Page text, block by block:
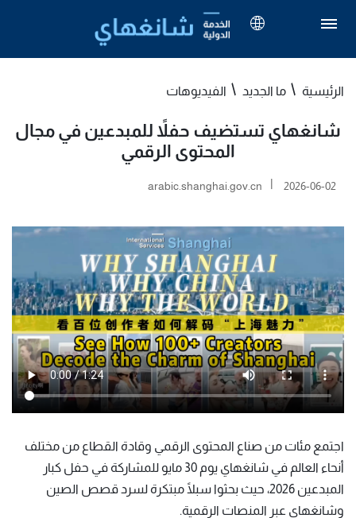
الرئيسية ما الجديد الفيديوهات
شانغهاي تستضيف حفلاً للمبدعين في مجال
المحتوى الرقمي
arabic.shanghai.gov.cn 2026-06-02
اجتمع مئات من صناع المحتوى الرقمي وقادة القطاع من مختلف
أنحاء العالم في شانغهاي يوم 30 مايو للمشاركة في حفل كبار
المبدعين 2026، حيث بحثوا سبلًا مبتكرة لسرد قصص الصين
وشانغهاي عبر المنصات الرقمية.